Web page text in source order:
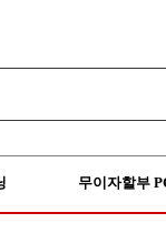
무이자할부